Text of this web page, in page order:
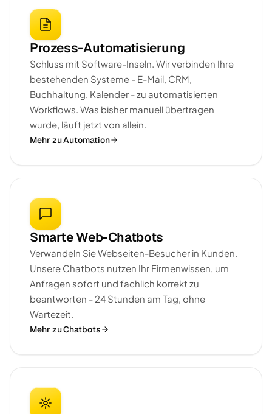
Prozess-Automatisierung
Schluss mit Software-Inseln. Wir verbinden Ihre
bestehenden Systeme - E-Mail, CRM,
Buchhaltung, Kalender - zu automatisierten
Workflows. Was bisher manuell übertragen
wurde, läuft jetzt von allein.
Mehr zu Automation
Smarte Web-Chatbots
Verwandeln Sie Webseiten-Besucher in Kunden.
Unsere Chatbots nutzen Ihr Firmenwissen, um
Anfragen sofort und fachlich korrekt zu
beantworten - 24 Stunden am Tag, ohne
Wartezeit.
Mehr zu Chatbots